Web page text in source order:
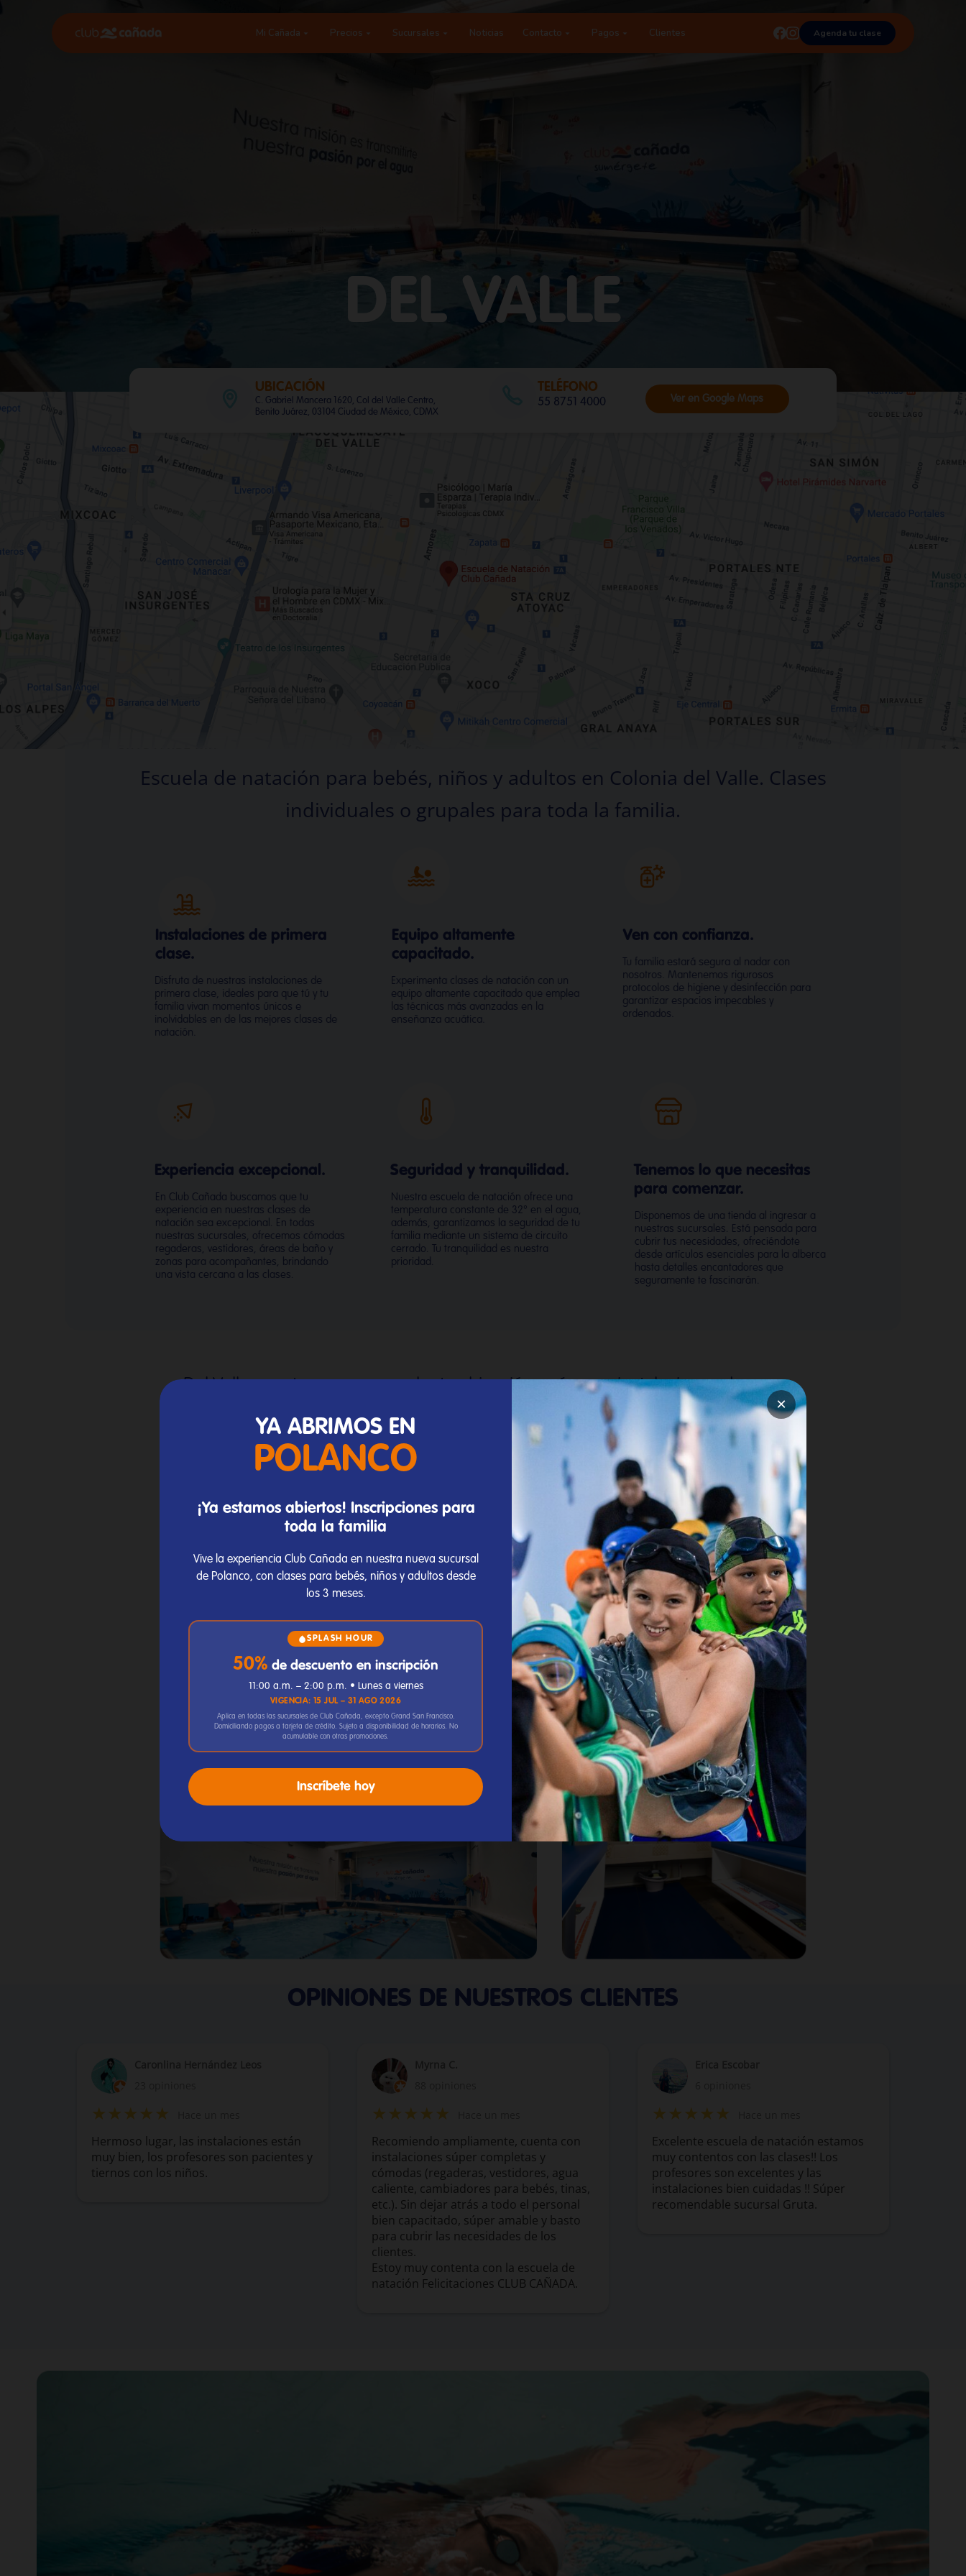
Mi Cañada Precios Sucursales Noticias Contacto Pagos Clientes Agenda tu clase
DEL VALLE
UBICACIÓN
C. Gabriel Mancera 1620, Col del Valle Centro,
Benito Juárez, 03104 Ciudad de México, CDMX
TELÉFONO
55 8751 4000 Ver en Google Maps
Escuela de natación para bebés, niños y adultos en Colonia del Valle. Clases
individuales o grupales para toda la familia.
Instalaciones de primera
clase.
Disfruta de nuestras instalaciones de
primera clase, ideales para que tú y tu
familia vivan momentos únicos e
inolvidables en de las mejores clases de
natación.
Equipo altamente
capacitado.
Experimenta clases de natación con un
equipo altamente capacitado que emplea
las técnicas más avanzadas en la
enseñanza acuática.
Ven con confianza.
Tu familia estará segura al nadar con
nosotros. Mantenemos rigurosos
protocolos de higiene y desinfección para
garantizar espacios impecables y
ordenados.
Experiencia excepcional.
En Club Cañada buscamos que tu
experiencia en nuestras clases de
natación sea excepcional. En todas
nuestras sucursales, ofrecemos cómodas
regaderas, vestidores, áreas de baño y
zonas para acompañantes, brindando
una vista cercana a las clases.
Seguridad y tranquilidad.
Nuestra escuela de natación ofrece una
temperatura constante de 32° en el agua,
además, garantizamos la seguridad de tu
familia mediante un sistema de circuito
cerrado. Tu tranquilidad es nuestra
prioridad.
Tenemos lo que necesitas
para comenzar.
Disponemos de una tienda al ingresar a
nuestras sucursales. Está pensada para
cubrir tus necesidades, ofreciéndote
desde artículos esenciales para la alberca
hasta detalles encantadores que
seguramente te fascinarán.
Del Valle cuenta con una excelente ubicación, así como instalaciones de gran
nivel que crean un ambiente acogedor para el alumno y sus acompañantes;
Club Cañada se enorgullece en mantener siempre un nivel educativo de
vanguardia y la sucursal Del Valle no es la excepción.
OPINIONES DE NUESTROS CLIENTES
★★★★★
Hermoso lugar, las instalaciones están
muy bien, los profesores son pacientes y
tiernos con los niños.
★★★★★
Recomiendo ampliamente, cuenta con
instalaciones súper completas y
cómodas (regaderas, vestidores, agua
caliente, cambiadores para bebés, tinas,
etc.). Sin dejar atrás a todo el personal
bien capacitado, súper amable y basto
para cubrir las necesidades de los
clientes.
Estoy muy contenta con la escuela de
natación Felicitaciones CLUB CAÑADA.
★★★★★
Excelente escuela de natación estamos
muy contentos con las clases!! Los
profesores son excelentes y las
instalaciones bien cuidadas !! Súper
recomendable sucursal Gruta.
×
YA ABRIMOS EN
POLANCO
¡Ya estamos abiertos! Inscripciones para
toda la familia
Vive la experiencia Club Cañada en nuestra nueva sucursal
de Polanco, con clases para bebés, niños y adultos desde
los 3 meses.
SPLASH HOUR
50% de descuento en inscripción
11:00 a.m. – 2:00 p.m. • Lunes a viernes
VIGENCIA: 15 JUL – 31 AGO 2026
Aplica en todas las sucursales de Club Cañada, excepto Grand San Francisco.
Domiciliando pagos a tarjeta de crédito. Sujeto a disponibilidad de horarios. No
acumulable con otras promociones.
Inscríbete hoy